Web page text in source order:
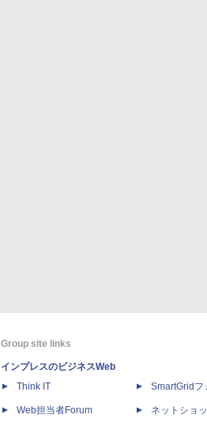
Group site links
インプレスのビジネスWeb
Think IT
Web担当者Forum
SmartGridフ
ネットショ